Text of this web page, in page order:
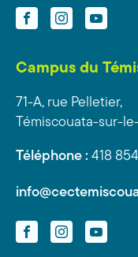
FacebookInstagramYouTube
Campus du
71-A, rue Pelletier,
Témiscouata-sur-
Téléphone : 418
FacebookInstagramYouTube